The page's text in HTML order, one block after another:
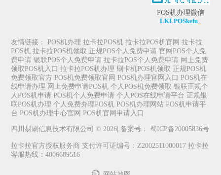
POS机办理微信
LKLPOSkefu_
友情链接： POS机办理 拉卡拉POS机 拉卡拉POS机官网 拉卡拉
POS机 拉卡拉POS机领取 正规POS个人免费申请 官网POS个人免
费申请 银联POS个人免费申请 拉卡拉POS个人免费申请 网上免费
领取POS机入口 拉卡拉POS机办理 刷卡机POS机领取 正规POS机
免费领取官方 POS机免费领取官网 POS机办理官网入口 POS机在
线申请办理 网上免费申请POS机 个人POS机免费领取 银联正规个
人POS机申请 POS机个人免费申请 个人POS在线申请平台 正规银
联POS机办理 个人免费办理POS机 POS机办理网站 POS机申请平
台 POS机办理中心官网 POS机官网申请入口
四川易刷信息技术有限公司 © 2026| 备案号：蜀ICP备20005836号
拉卡拉官方授权服务商 支付许可证编号：Z2002511000017 拉卡拉
客服热线：4006689516